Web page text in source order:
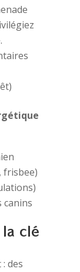
frisbee)
canins
clé
des